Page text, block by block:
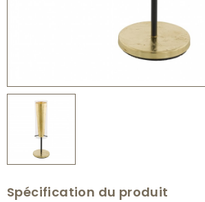
Spécification du produit